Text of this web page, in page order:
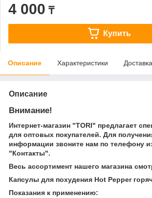
4 000 ₸
Купить
Описание Характеристики Доставка
Описание
Внимание!
Интернет-магазин "TORI" предлагает
для оптовых покупателей. Для
информации звоните нам по телефону
"Контакты".
Весь ассортимент нашего магазина
Капсулы для похудения Hot Pepper
Показания к применению: